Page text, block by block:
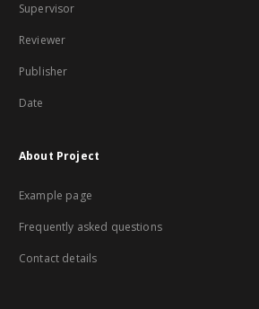
Supervisor
Reviewer
Publisher
Date
About Project
Example page
Frequently asked questions
Contact details